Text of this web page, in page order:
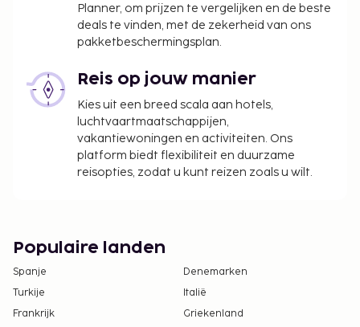
Planner, om prijzen te vergelijken en de beste
deals te vinden, met de zekerheid van ons
pakketbeschermingsplan.
Reis op jouw manier
Kies uit een breed scala aan hotels,
luchtvaartmaatschappijen,
vakantiewoningen en activiteiten. Ons
platform biedt flexibiliteit en duurzame
reisopties, zodat u kunt reizen zoals u wilt.
Populaire landen
Spanje
Denemarken
Turkije
Italië
Frankrijk
Griekenland